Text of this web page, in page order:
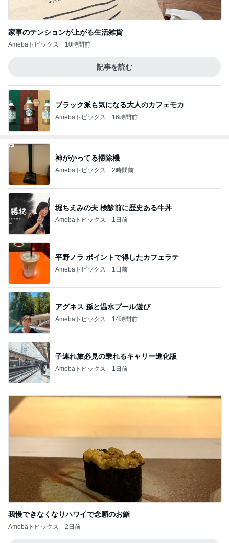
家事のテンションが上がる生活雑貨
Amebaトピックス 10時間前
記事を読む
ブラック派も気になる大人のカフェモカ
Amebaトピックス 16時間前
神がかってる掃除機
Amebaトピックス 2時間前
堀ちえみの夫 検診前に歴史ある牛丼
Amebaトピックス 1日前
平野ノラ ポイントで得したカフェラテ
Amebaトピックス 1日前
アグネス 孫と温水プール遊び
Amebaトピックス 14時間前
子連れ旅必見の乗れるキャリー進化版
Amebaトピックス 1日前
我慢できなくなりハワイで念願のお鮨
Amebaトピックス 2日前